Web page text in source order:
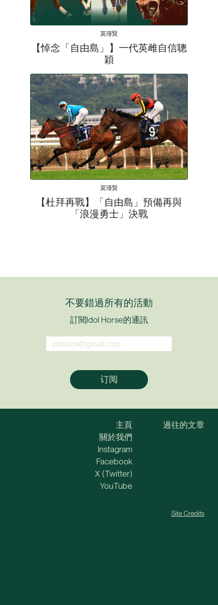
莫瑾賢
【悼念「自由島」】一代英雌自信聰
穎
莫瑾賢
【杜拜再戰】「自由島」預備再與
「浪漫勇士」決戰
不要錯過所有的活動
訂閱Idol Horse的通訊
主頁
關於我們
過往的文章
Instagram
Facebook
X (Twitter)
YouTube
Site Credits